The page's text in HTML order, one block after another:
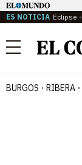
ES NOTICIA Eclipse
Menú
BURGOS RIBERA